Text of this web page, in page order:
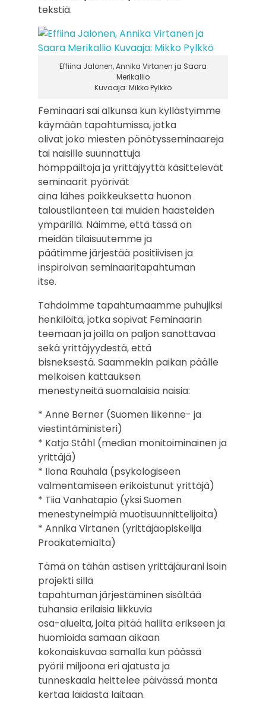
tekstiä.
Effiina Jalonen, Annika Virtanen ja Saara
Merikallio
Kuvaaja: Mikko Pylkkö
Feminaari sai alkunsa kun kyllästyimme
käymään tapahtumissa, jotka
olivat joko miesten pönötysseminaareja
tai naisille suunnattuja
hömppäiltoja ja yrittäjyyttä käsittelevät
seminaarit pyörivät
aina lähes poikkeuksetta huonon
taloustilanteen tai muiden haasteiden
ympärillä. Näimme, että tässä on
meidän tilaisuutemme ja
päätimme järjestää positiivisen ja
inspiroivan seminaaritapahtuman
itse.
Tahdoimme tapahtumaamme puhujiksi
henkilöitä, jotka sopivat Feminaarin
teemaan ja joilla on paljon sanottavaa
sekä yrittäjyydestä, että
bisneksestä. Saammekin paikan päälle
melkoisen kattauksen
menestyneitä suomalaisia naisia:
* Anne Berner (Suomen liikenne- ja
viestintäministeri)
* Katja Ståhl (median monitoiminainen ja
yrittäjä)
* Ilona Rauhala (psykologiseen
valmentamiseen erikoistunut yrittäjä)
* Tiia Vanhatapio (yksi Suomen
menestyneimpiä muotisuunnittelijoita)
* Annika Virtanen (yrittäjäopiskelija
Proakatemialta)
Tämä on tähän astisen yrittäjäurani isoin
projekti sillä
tapahtuman järjestäminen sisältää
tuhansia erilaisia liikkuvia
osa-alueita, joita pitää hallita erikseen ja
huomioida samaan aikaan
kokonaiskuvaa samalla kun päässä
pyörii miljoona eri ajatusta ja
tunneskaala heittelee päivässä monta
kertaa laidasta laitaan.